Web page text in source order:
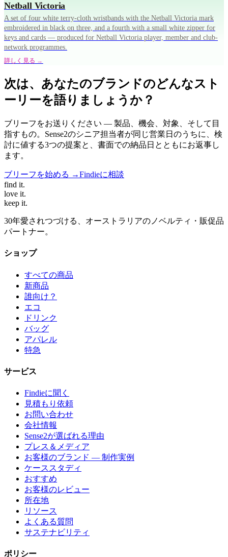
Netball Victoria
A set of four white terry-cloth wristbands with the Netball Victoria mark
embroidered in black on three, and a fourth with a small white zipper for
keys and cards — produced for Netball Victoria player, member and club-
network programmes.
詳しく見る →
次は、あなたのブランドのどんなスト
ーリーを語りましょうか？
ブリーフをお送りください — 製品、機会、対象、そして目
指すもの。Sense2のシニア担当者が同じ営業日のうちに、検
討に値する3つの提案と、書面での納品日とともにお返事し
ます。
ブリーフを始める →Findieに相談
find it.
love it.
keep it.
30年愛されつづける、オーストラリアのノベルティ・販促品
パートナー。
ショップ
すべての商品
新商品
誰向け？
エコ
ドリンク
バッグ
アパレル
特急
サービス
Findieに聞く
見積もり依頼
お問い合わせ
会社情報
Sense2が選ばれる理由
プレス＆メディア
お客様のブランド — 制作実例
ケーススタディ
おすすめ
お客様のレビュー
所在地
リソース
よくある質問
サステナビリティ
ポリシー